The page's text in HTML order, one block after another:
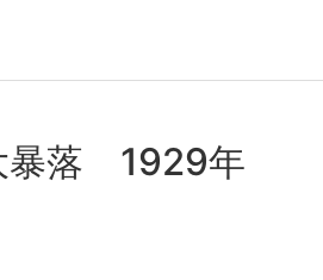
暴落 1929年